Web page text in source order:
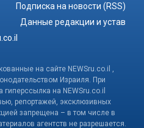
Подписка на новости (RSS)
Данные редакции и устав
на сайте NEWSru.co.il ,
Израиля. При
на NEWSru.co.il
репортажей, эксклюзивных
запрещена – в том числе в
агентств не разрешается.